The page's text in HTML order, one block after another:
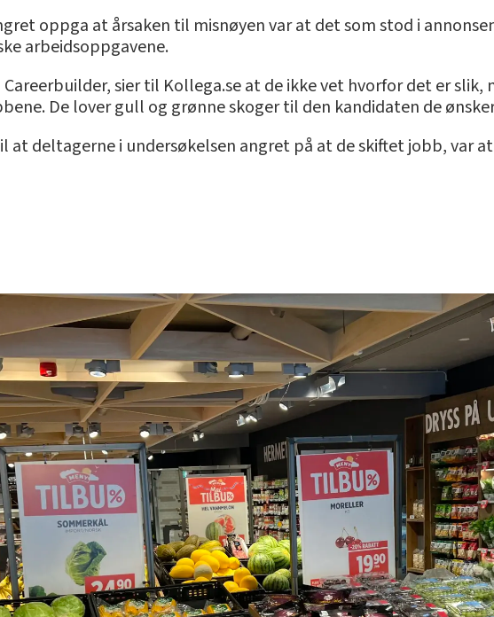
oppga at årsaken til misnøyen var at det som stod i
arbeidsoppgavene.
sier til Kollega.se at de ikke vet hvorfor det er
De lover gull og grønne skoger til den kandidaten de
at deltagerne i undersøkelsen angret på at de skiftet jobb, var